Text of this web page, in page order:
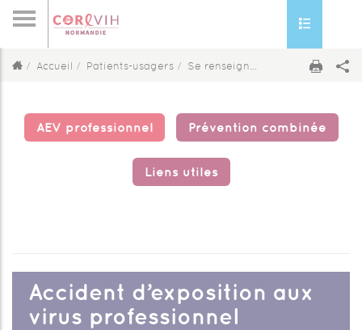
Toggle
Accueil Patients-usagers Se renseigner AEV
AEV professionnel Prévention combinée
Liens utiles
Accident d’exposition aux
virus professionnel